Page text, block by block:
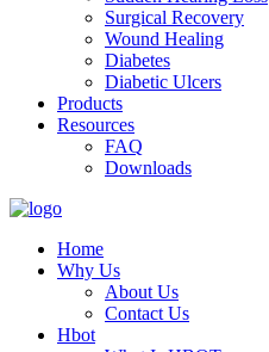
Surgical Recovery
Wound Healing
Diabetes
Diabetic Ulcers
Products
Resources
FAQ
Downloads
Home
Why Us
About Us
Contact Us
Hbot